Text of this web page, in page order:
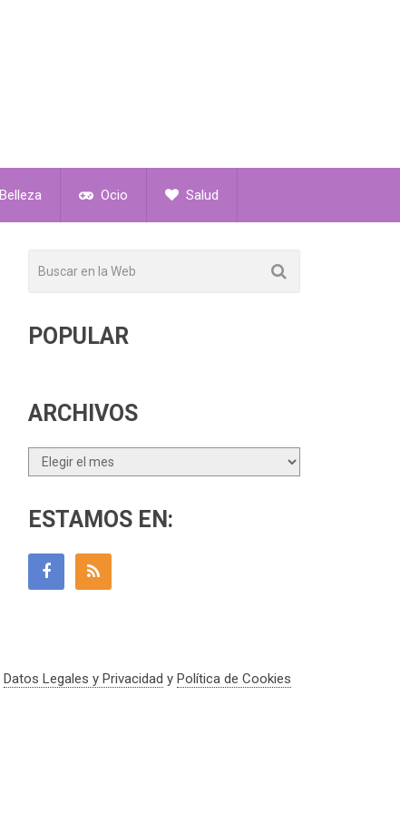
Belleza Ocio Salud
POPULAR
ARCHIVOS
Archivos
ESTAMOS EN:
Datos Legales y Privacidad y Política de Cookies